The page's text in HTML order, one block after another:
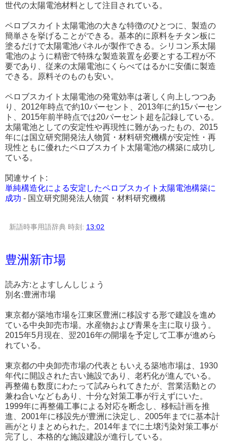
世代の太陽電池材料として注目されている。
ペロブスカイト太陽電池の大きな特徴のひとつに、製造の
簡単さを挙げることができる。基本的に原料をチタン板に
塗るだけで太陽電池パネルが製作できる。シリコン系太陽
電池のように精密で特殊な製造装置を必要とする工程が不
要であり、従来の太陽電池にくらべてはるかに安価に製造
できる。原料そのものも安い。
ペロブスカイト太陽電池の発電効率は著しく向上しつつあ
り、2012年時点で約10パーセント、2013年に約15パーセン
ト、2015年前半時点では20パーセント超を記録している。
太陽電池としての安定性や再現性に難があったもの、2015
年には国立研究開発法人物質・材料研究機構が安定性・再
現性ともに優れたペロブスカイト太陽電池の構築に成功し
ている。
関連サイト:
単純構造化による安定したペロブスカイト太陽電池構築に
成功 - 国立研究開発法人物質・材料研究機構
新語時事用語辞典 時刻: 13:02
豊洲新市場
読み方:とよすしんしじょう
別名:豊洲市場
東京都が築地市場を江東区豊洲に移設する形で建設を進め
ている中央卸売市場。水産物および青果を主に取り扱う。
2015年5月現在、翌2016年の開場を予定して工事が進めら
れている。
東京都の中央卸売市場の代表ともいえる築地市場は、1930
年代に開設された古い施設であり、老朽化が進んでいる。
再整備も数度にわたって試みられてきたが、営業活動との
兼ね合いなどもあり、十分な対策工事が行えずにいた。
1999年に再整備工事による対応を断念し、移転計画を推
進、2001年に移設先が豊洲に決定し、2005年までに基本計
画がとりまとめられた。2014年までに土壌汚染対策工事が
完了し、本格的な施設建設が進行している。